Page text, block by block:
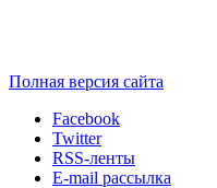
Полная версия сайта
Facebook
Twitter
RSS-ленты
E-mail рассылка